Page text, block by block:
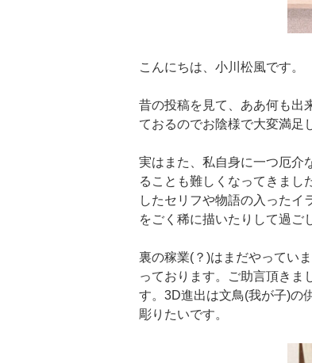
こんにちは、小川松風です。
昔の投稿を見て、ああ何も出
ておるのでお陰様で大変満足
実はまた、私自身に一つ厄介
ることも難しくなってきまし
したセリフや物語の入ったイ
をごく稀に描いたりして過ご
裏の稼業(？)はまだやってい
っております。ご助言頂きま
す。3D進出は文鳥(我が子)の
彫りたいです。